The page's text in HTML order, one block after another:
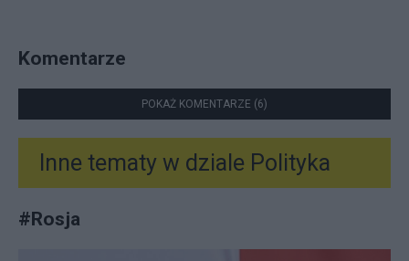
Komentarze
POKAŻ KOMENTARZE (6)
Inne tematy w dziale Polityka
#Rosja